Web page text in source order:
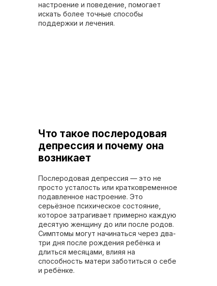
настроение и поведение, помогает
искать более точные способы
поддержки и лечения.
Что такое послеродовая
депрессия и почему она
возникает
Послеродовая депрессия — это не
просто усталость или кратковременное
подавленное настроение. Это
серьёзное психическое состояние,
которое затрагивает примерно каждую
десятую женщину до или после родов.
Симптомы могут начинаться через два-
три дня после рождения ребёнка и
длиться месяцами, влияя на
способность матери заботиться о себе
и ребёнке.